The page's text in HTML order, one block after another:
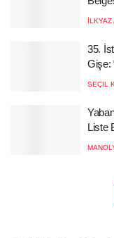
İLKYAZ
35.
Gişe:
SEÇIL
Liste